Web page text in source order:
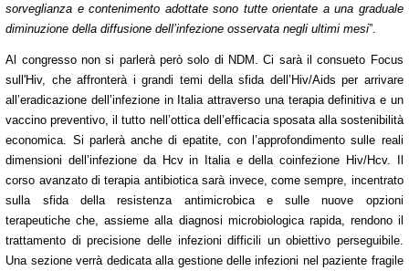
sorveglianza e contenimento adottate sono tutte orientate a una graduale
diminuzione della diffusione dell’infezione osservata negli ultimi mesi”.
Al congresso non si parlerà però solo di NDM.Ci sarà il consueto Focus
sull'Hiv, che affronterà i grandi temi della sfida dell’Hiv/Aids per arrivare
all’eradicazione dell’infezione in Italia attraverso una terapia definitiva e un
vaccino preventivo, il tutto nell’ottica dell’efficacia sposata alla sostenibilità
economica. Si parlerà anche di epatite, con l’approfondimento sulle reali
dimensioni dell’infezione da Hcv in Italia e della coinfezione Hiv/Hcv. Il
corso avanzato di terapia antibiotica sarà invece, come sempre, incentrato
sulla sfida della resistenza antimicrobica e sulle nuove opzioni
terapeutiche che, assieme alla diagnosi microbiologica rapida, rendono il
trattamento di precisione delle infezioni difficili un obiettivo perseguibile.
Una sezione verrà dedicata alla gestione delle infezioni nel paziente fragile